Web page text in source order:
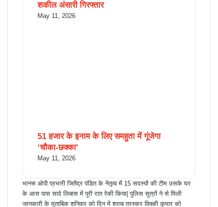
शकील अंसारी गिरफ्तार
May 11, 2026
51 हजार के इनाम के लिए समहुता में गूंजेगा
‘चौका-छक्का’
May 11, 2026
भानस ओपी प्रभारी जितेंद्र पंडित के नेतृत्व में 15 सदस्यों की टीम उसके घर
के आस पास सादे लिबास में पूरी रात रेकी किया| पुलिस सूत्रों ने से मिली
जानकारी के मुताबिक शनिवार को दिन में शराब तरस्कर विक्की कुमार को